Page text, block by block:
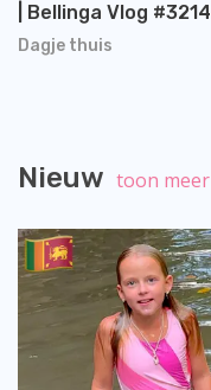
Dagje thuis
| Bellinga Vlog #3214
Nieuw toon meer